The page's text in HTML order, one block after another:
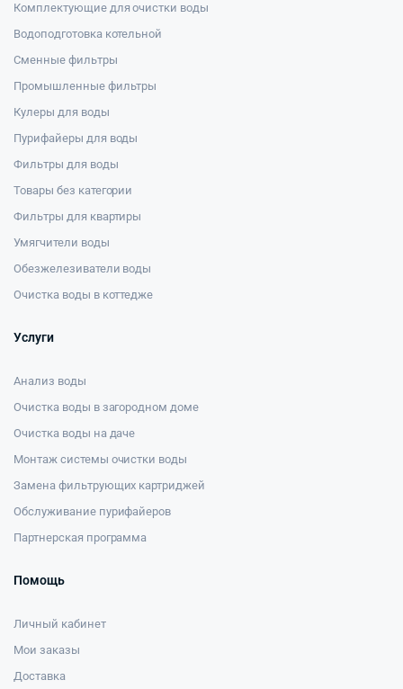
Комплектующие для очистки воды
Водоподготовка котельной
Сменные фильтры
Промышленные фильтры
Кулеры для воды
Пурифайеры для воды
Фильтры для воды
Товары без категории
Фильтры для квартиры
Умягчители воды
Обезжелезиватели воды
Очистка воды в коттедже
Услуги
Анализ воды
Очистка воды в загородном доме
Очистка воды на даче
Монтаж системы очистки воды
Замена фильтрующих картриджей
Обслуживание пурифайеров
Партнерская программа
Помощь
Личный кабинет
Мои заказы
Доставка